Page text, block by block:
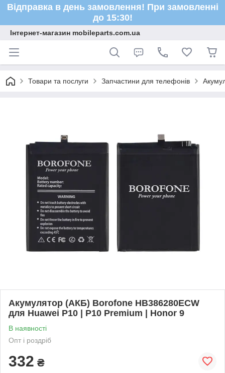
Відправка в день замовлення! При замовленні
до 15:30!
Інтернет-магазин mobileparts.com.ua
Товари та послуги Запчастини для телефонів
Акумулятор (АКБ) Borofone HB386280ECW
для Huawei P10 | P10 Premium | Honor 9
В наявності
Опт і роздріб
332 ₴